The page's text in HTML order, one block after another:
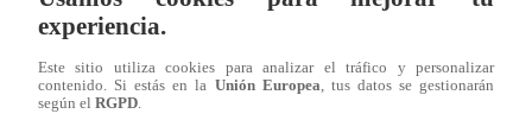
¿Por qué Nelly Rossinelli se volvió viral
antes de Navidad?
La
experiencia.
Este sitio utiliza cookies para analizar el tráfico y personalizar
contenido. Si estás en la Unión Europea , tus datos se gestionarán
según el RGPD